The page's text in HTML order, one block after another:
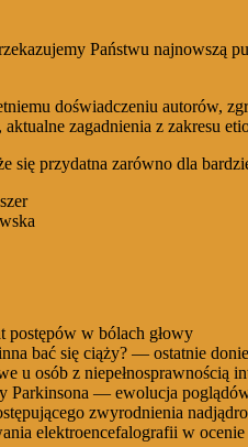
Państwu najnowszą
doświadczeniu autorów,
zagadnienia z zakresu
się przydatna zarówno dla
postępów w bólach głowy
bać się ciąży? — ostatnie
u osób z niepełnosprawnością
Parkinsona — ewolucja
zwyrodnienia
elektroencefalografii w